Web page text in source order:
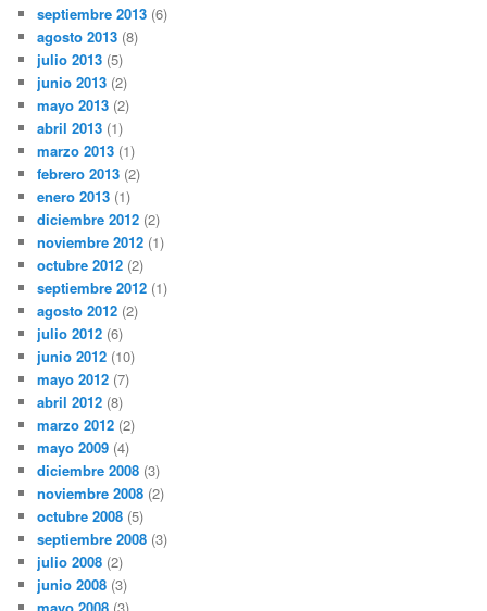
septiembre 2013 (6)
agosto 2013 (8)
julio 2013 (5)
junio 2013 (2)
mayo 2013 (2)
abril 2013 (1)
marzo 2013 (1)
febrero 2013 (2)
enero 2013 (1)
diciembre 2012 (2)
noviembre 2012 (1)
octubre 2012 (2)
septiembre 2012 (1)
agosto 2012 (2)
julio 2012 (6)
junio 2012 (10)
mayo 2012 (7)
abril 2012 (8)
marzo 2012 (2)
mayo 2009 (4)
diciembre 2008 (3)
noviembre 2008 (2)
octubre 2008 (5)
septiembre 2008 (3)
julio 2008 (2)
junio 2008 (3)
mayo 2008 (3)